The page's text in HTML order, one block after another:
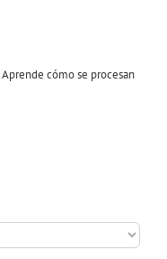
Aprende cómo se procesan